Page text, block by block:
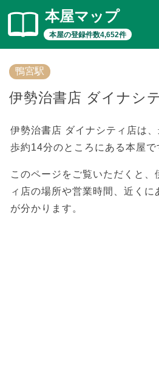
本屋マップ
本屋の登録件数4,652件
鴨宮駅
伊勢治書店 ダイナシ
伊勢治書店 ダイナシティ店は
歩約14分のところにある本屋で
このページをご覧いただくと、
ィ店の場所や営業時間、近くに
が分かります。